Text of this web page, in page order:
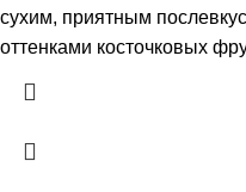
сухим, приятным
оттенками косточковых